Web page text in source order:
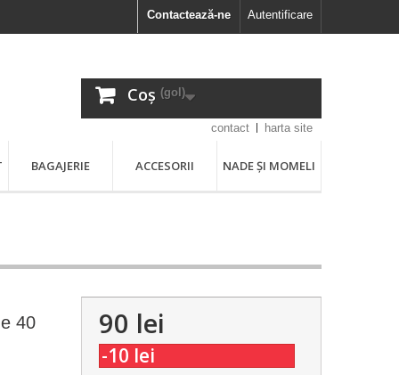
Autentificare
Contactează-ne
Coș (gol)
contact harta site
BAGAJERIE ACCESORII NADE ȘI MOMELI
40 90 lei
-10 lei